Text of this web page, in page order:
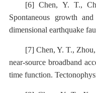
[6] Chen, Y. T.,
Spontaneous growth
dimensional earthquake
[7] Chen, Y. T.,
near-source broadband
time function.